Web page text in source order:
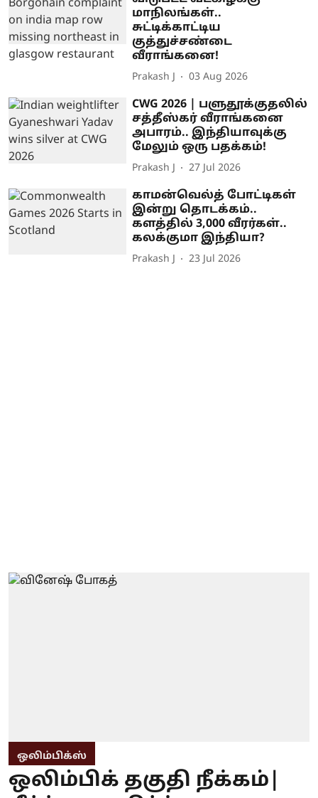
மாநிலங்கள்..
சுட்டிக்காட்டிய
குத்துச்சண்டை
வீராங்கனை!
Prakash J 03 Aug 2026
CWG 2026 | பளுதூக்குதலில்
சத்தீஸ்கர் வீராங்கனை
அபாரம்.. இந்தியாவுக்கு
மேலும் ஒரு பதக்கம்!
Prakash J 27 Jul 2026
காமன்வெல்த் போட்டிகள்
இன்று தொடக்கம்..
களத்தில் 3,000 வீரர்கள்..
கலக்குமா இந்தியா?
Prakash J 23 Jul 2026
ஒலிம்பிக்ஸ்
ஒலிம்பிக் தகுதி நீக்கம்|